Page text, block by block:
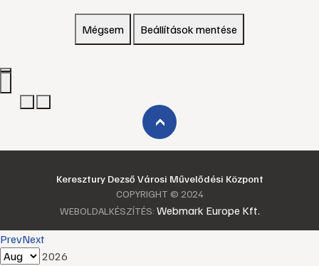
Mégsem Beállítások mentése
›
Keresztury Dezső Városi Művelődési Központ
COPYRIGHT © 2024
WEBOLDALKÉSZÍTÉS: Webmark Europe Kft.
PrevNext
2026